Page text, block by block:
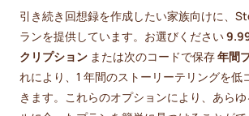
引き続き回想録を作成したい家族向けに、
ランを提供しています。お選びください
クリプション または次のコードで保存年間
れにより、1 年間のストーリーテリングを低
きます。これらのオプションにより、あら